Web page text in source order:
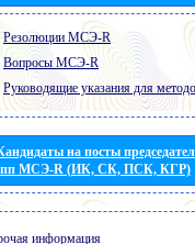
Резолюции МСЭ-R
Вопросы МСЭ-R
Руководящие указания для
на посты
МСЭ-R (ИК, СК, ПСК, КГР)
информация